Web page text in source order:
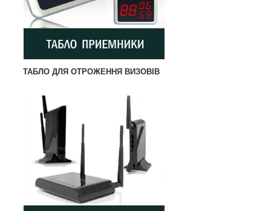
ТАБЛО ДЛЯ ОТРОЖЕННЯ ВИЗОВІВ